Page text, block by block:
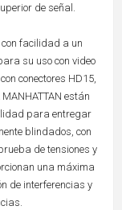
de señal.
con facilidad a un
su uso con video
conectores HD15,
están
para entregar
blindados, con
de tensiones y
una máxima
de interferencias y